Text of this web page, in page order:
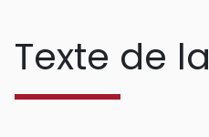
Texte de la